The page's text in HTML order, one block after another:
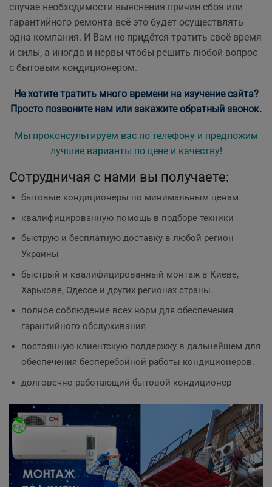
случае необходимости выяснения причин сбоя или
гарантийного ремонта всё это будет осуществлять
одна компания. И Вам не придётся тратить своё время
и силы, а иногда и нервы чтобы решить любой вопрос
с бытовым кондиционером.
Не хотите тратить много времени на изучение сайта?
Просто позвоните нам или закажите обратный звонок.
Мы проконсультируем вас по телефону и предложим
лучшие варианты по цене и качеству!
Сотрудничая с нами вы получаете:
бытовые кондиционеры по минимальным ценам
квалифицированную помощь в подборе техники
быструю и бесплатную доставку в любой регион
Украины
быстрый и квалифицированный монтаж в Киеве,
Харькове, Одессе и других регионах страны.
полное соблюдение всех норм для обеспечения
гарантийного обслуживания
постоянную клиентскую поддержку в дальнейшем для
обеспечения бесперебойной работы кондиционеров.
долговечно работающий бытовой кондиционер